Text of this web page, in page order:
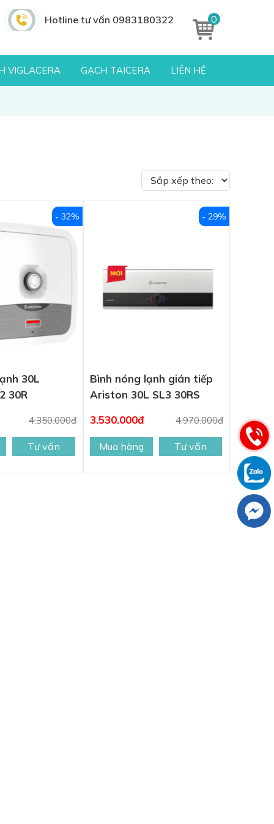
0
Hotline tư vấn 0983180322
VIGLACERA GẠCH TAICERA LIÊN HỆ
30L
30R
4.350.000đ
- 32%
Tư vấn
Bình nóng lạnh gián tiếp
Ariston 30L SL3 30RS
3.530.000đ
4.970.000đ
- 29%
Mua hàng Tư vấn